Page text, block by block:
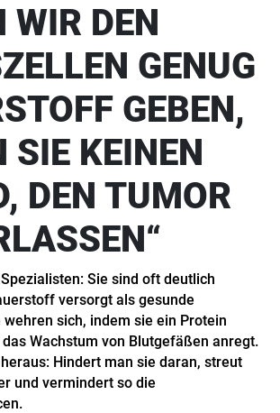
WIR DEN
GENUG
GEBEN,
SIE KEINEN
DEN TUMOR
Sie sind oft deutlich
versorgt als gesunde
wehren sich, indem sie ein Protein
Wachstum von Blutgefäßen anregt.
Hindert man sie daran, streut
und vermindert so die